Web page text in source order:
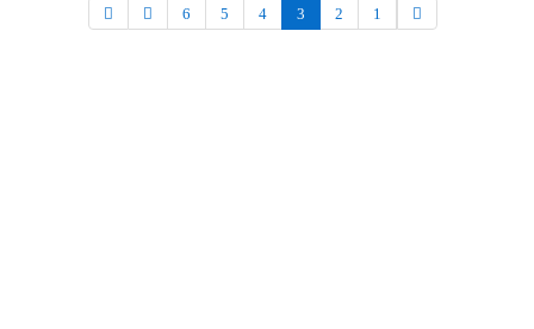
1
2
3
4
5
6